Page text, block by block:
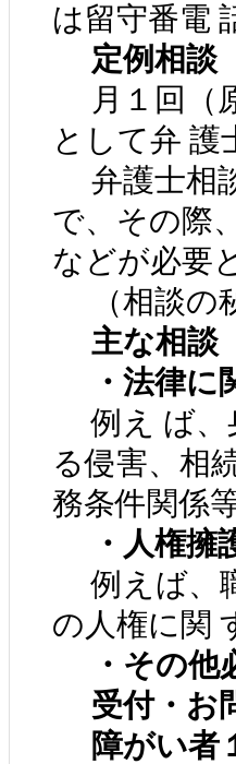
は留守番電
定例相談
月１回（
として弁 護
弁護士相
で、その際
などが必要
（相談の
主な相談
・法律に
例え ば、
る侵害、相
務条件関係
・人権擁
例えば、
の人権に関
・その他
受付・お
障がい者